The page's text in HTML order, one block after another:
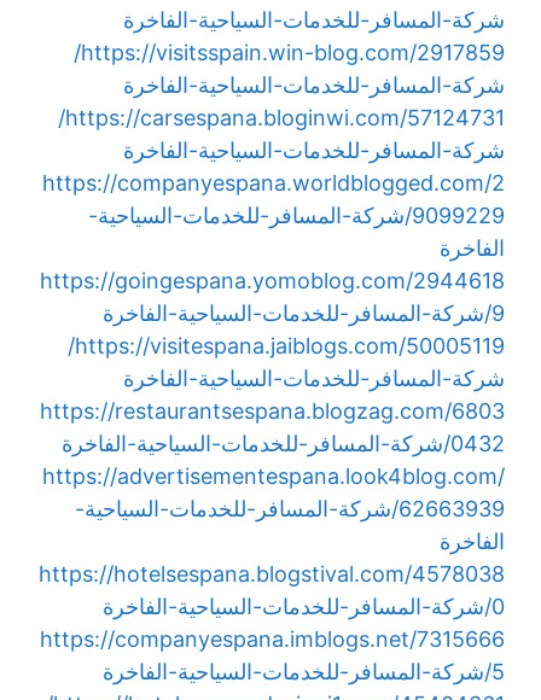
شركة-المسافر-للخدمات-السياحية-الفاخرة
https://visitsspain.win-blog.com/2917859/
شركة-المسافر-للخدمات-السياحية-الفاخرة
https://carsespana.bloginwi.com/57124731/
شركة-المسافر-للخدمات-السياحية-الفاخرة
https://companyespana.worldblogged.com/2
9099229/شركة-المسافر-للخدمات-السياحية-
الفاخرة
https://goingespana.yomoblog.com/2944618
9/شركة-المسافر-للخدمات-السياحية-الفاخرة
https://visitespana.jaiblogs.com/50005119/
شركة-المسافر-للخدمات-السياحية-الفاخرة
https://restaurantsespana.blogzag.com/6803
0432/شركة-المسافر-للخدمات-السياحية-الفاخرة
https://advertisementespana.look4blog.com/
62663939/شركة-المسافر-للخدمات-السياحية-
الفاخرة
https://hotelsespana.blogstival.com/4578038
0/شركة-المسافر-للخدمات-السياحية-الفاخرة
https://companyespana.imblogs.net/7315666
5/شركة-المسافر-للخدمات-السياحية-الفاخرة